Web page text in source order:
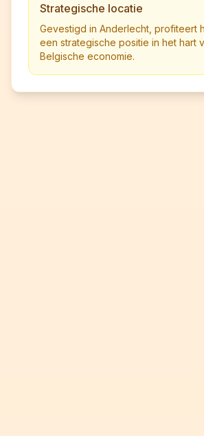
Strategische locatie
Gevestigd in Anderlecht, profiteert
een strategische positie in het hart
Belgische economie.